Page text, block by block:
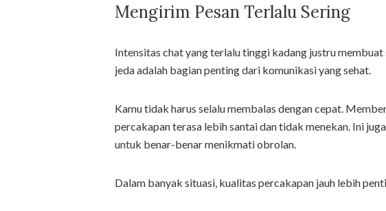
Mengirim Pesan Terlalu Sering
Intensitas chat yang terlalu tinggi kadang justru
jeda adalah bagian penting dari komunikasi yang sehat.
Kamu tidak harus selalu membalas dengan cepat.
percakapan terasa lebih santai dan tidak menekan. Ini
untuk benar-benar menikmati obrolan.
Dalam banyak situasi, kualitas percakapan jauh lebih